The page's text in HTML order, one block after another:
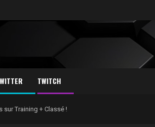
TWITCH
sur Training + Classé !